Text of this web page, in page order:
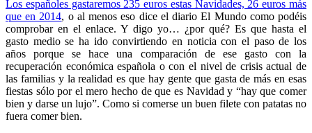
Los españoles gastaremos 235 euros estas Navidades, 26 euros más
que en 2014, o al menos eso dice el diario El Mundo como podéis
comprobar en el enlace. Y digo yo… ¿por qué? Es que hasta el
gasto medio se ha ido convirtiendo en noticia con el paso de los
años porque se hace una comparación de ese gasto con la
recuperación económica española o con el nivel de crisis actual de
las familias y la realidad es que hay gente que gasta de más en esas
fiestas sólo por el mero hecho de que es Navidad y “hay que comer
bien y darse un lujo”. Como si comerse un buen filete con patatas no
fuera comer bien.